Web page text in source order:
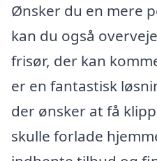
Ønsker du en mere
kan du også
frisør, der kan
er en fantastisk
der ønsker at få
skulle forlade